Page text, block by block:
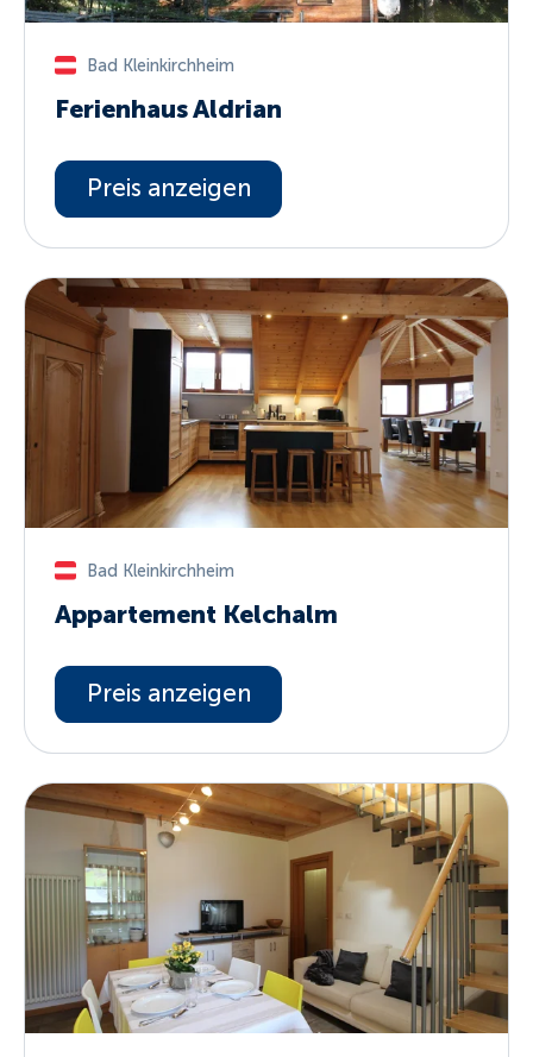
Bad Kleinkirchheim
Ferienhaus Aldrian
Preis anzeigen
Bad Kleinkirchheim
Appartement Kelchalm
Preis anzeigen